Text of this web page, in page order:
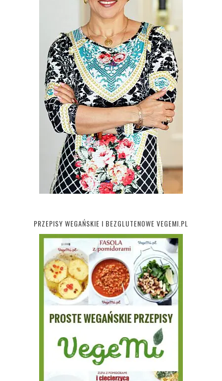
PRZEPISY WEGAŃSKIE I BEZGLUTENOWE VEGEMI.PL